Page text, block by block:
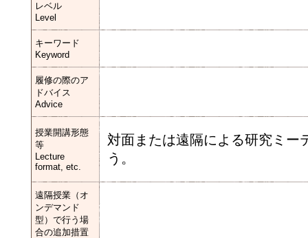
レベル
Level
キーワード
Keyword
履修の際のア
ドバイス
Advice
授業開講形態
等
Lecture
format, etc.
対面または遠隔による研究ミー
う。
遠隔授業（オ
ンデマンド
型）で行う場
合の追加措置